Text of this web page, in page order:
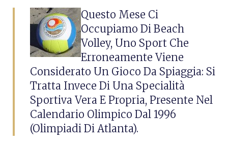
Questo Mese Ci
Occupiamo Di Beach
Volley, Uno Sport Che
Erroneamente Viene
Considerato Un Gioco Da Spiaggia: Si
Tratta Invece Di Una Specialità
Sportiva Vera E Propria, Presente Nel
Calendario Olimpico Dal 1996
(Olimpiadi Di Atlanta).